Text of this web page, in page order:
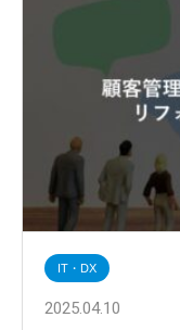
IT・DX
2025.04.10